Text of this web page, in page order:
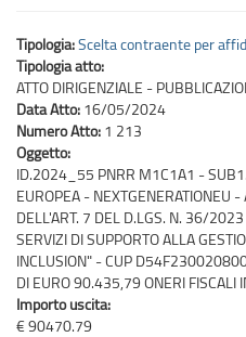
Tipologia:Scelta contraente per
Tipologia atto:
ATTO DIRIGENZIALE -
Data Atto: 16/05/2024
Numero Atto: 1 213
Oggetto:
ID.2024_55 PNRR M1C1A1 -
EUROPEA - NEXTGENERATIONEU
DELL'ART. 7 DEL D.LGS. N. 36/2023
SERVIZI DI SUPPORTO ALLA
INCLUSION" - CUP
DI EURO 90.435,79 ONERI FISCALI
Importo uscita:
€ 90470.79